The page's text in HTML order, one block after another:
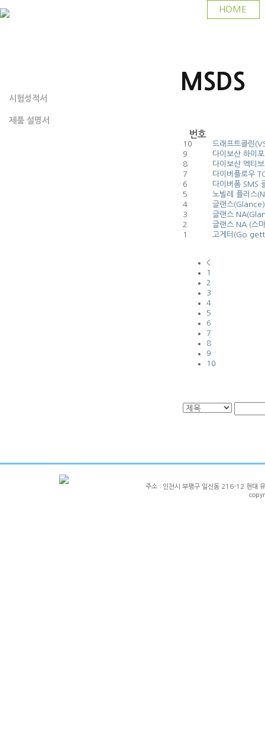
HOME
시험성적서
제품 설명서
MSDS
번호
10
드래프트클린
9
다이보산 하이
8
다이보산 엑티
7
다이버플로우
6
다이버폼 SMS
5
노빌레 플러스
4
글랜스(Glance)
3
글랜스
2
글랜스 NA (스
1
고게터(Go
<
1
2
3
4
5
6
7
8
9
10
주소 : 인천시 부평구 일신동 216-12 현